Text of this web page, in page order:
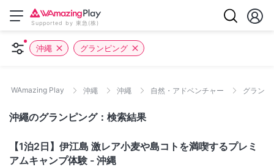
Supported by 東急(株)
沖繩 グランピング
WAmazing Play 沖繩 沖繩 自然・アドベンチャー グランピ
沖繩のグランピング：検索結果
【1泊2日】伊江島 激レア小麦や島コトを満喫するプレミ
アムキャンプ体験 - 沖縄